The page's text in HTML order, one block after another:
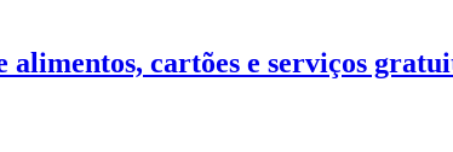
cartões e serviços